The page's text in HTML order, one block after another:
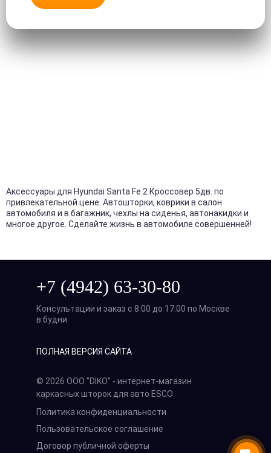
Аксессуары для Hyundai Santa Fe 2 Кроссовер 5дв. по
привлекательной цене. Автошторки, коврики в салон
автомобиля и в багажник, чехлы на сиденья, автонакидки и
многое другое. Сделайте жизнь в автомобиле совершенней!
+7 (4942) 63-30-80
Консультации и заказ с 8:00 до 17:00 по Москве
в будни
ПОЛНАЯ ВЕРСИЯ САЙТА
© 2026 ООО "DIKO" - интернет-магазин
каркасных шторок для авто ESCO
Политика конфиденциальности
Пользовательское соглашение
Договор публичной оферты